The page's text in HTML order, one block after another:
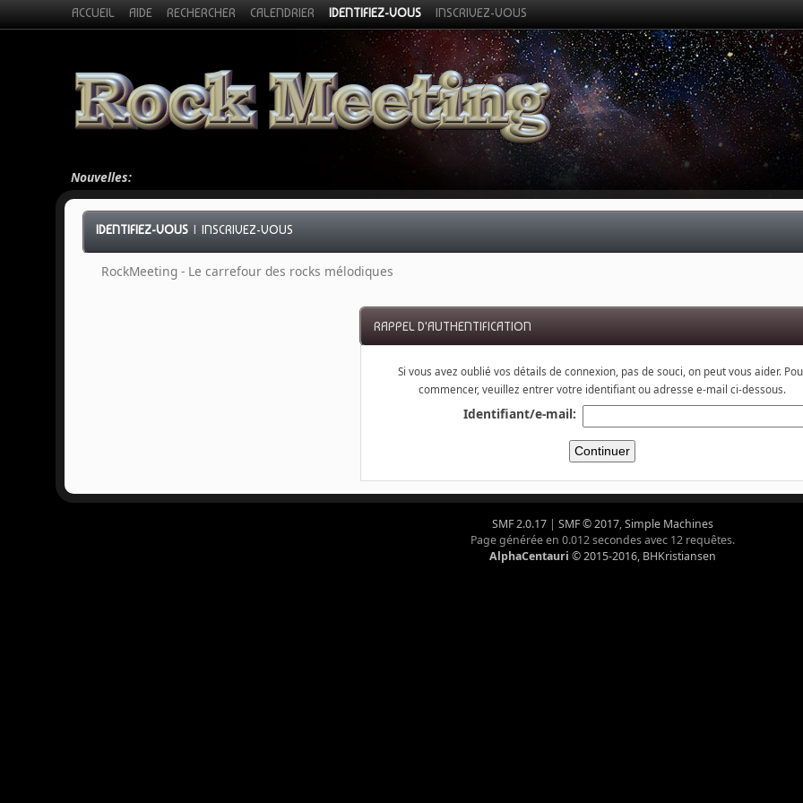
ACCUEIL AIDE RECHERCHER CALENDRIER IDENTIFIEZ-VOUS INSCRIVEZ-VOUS
Nouvelles:
IDENTIFIEZ-VOUS |INSCRIVEZ-VOUS
RockMeeting - Le carrefour des rocks mélodiques
RAPPEL D'AUTHENTIFICATION
Si vous avez oublié vos détails de connexion, pas de souci, on peut vous aider.
commencer, veuillez entrer votre identifiant ou adresse e-mail ci-dessous.
Identifiant/e-mail:
SMF 2.0.17| SMF © 2017,Simple Machines
Page générée en 0.012 secondes avec 12 requêtes.
AlphaCentauri © 2015-2016, BHKristiansen